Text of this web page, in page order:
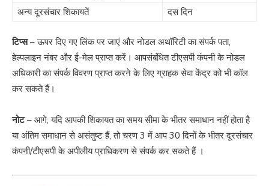
अन्य दूरसंचार शिकायतें
दस दिन
टिप्स– ऊपर दिए गए लिंक पर जाएं और नोडल अथॉरिटी का संपर्क पता,
हेल्पलाइन नंबर और ई-मेल प्राप्त करें। आपसंबंधित टीएसपी कंपनी के नोडल
अधिकारी का संपर्क विवरण प्राप्त करने के लिए ग्राहक सेवा केंद्र को भी कॉल
कर सकते हैं।
नोट– आगे, यदि आपकी शिकायत का समय सीमा के भीतर समाधान नहीं होता है
या अंतिम समाधान से असंतुष्ट हैं, तो चरण 3 में आप 30 दिनों के भीतर दूरसंचार
कंपनी/टीएसपी के अपीलीय प्राधिकरण से संपर्क कर सकते हैं ।